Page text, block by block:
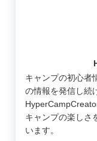
キャンプの初心者
の情報を発信し続
キャンプの楽しさ
います。